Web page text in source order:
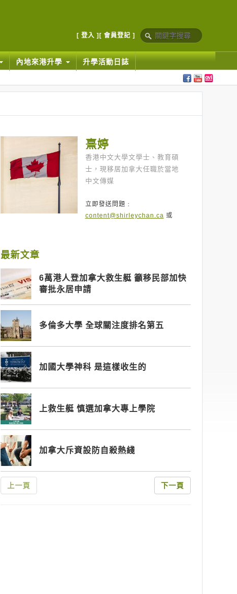
[ 登入 ] [ 會員登記 ]
內地來港升學 升學活動日誌
熹婷
香港中文大學文學士、教育碩
士，現移居加拿大任職於當地
中文傳媒
立即發送問題﹕
content@shirleychan.ca 或
最新文章
6萬港人登加拿大救生艇 籲移民部加快
審批永居申請
多倫多大學 全球關注度排名第五
加國大學神科 是這樣收生的
上救生艇 慎選加拿大專上學院
加拿大斥資設防自殺熱綫
上一頁 下一頁